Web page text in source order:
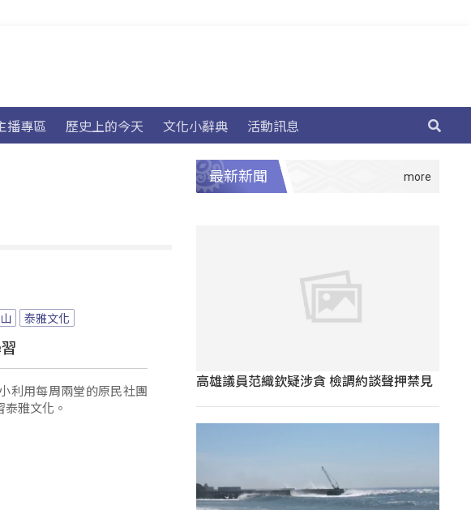
播專區 歷史上的今天 文化小辭典 活動訊息
泰雅文化
利用每周兩堂的原民社團
雅文化。
最新新聞
高雄議員范織欽疑涉貪 檢調約談聲押禁見